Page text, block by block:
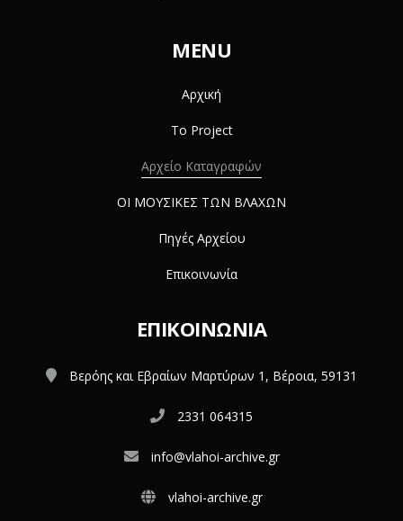
MENU
Αρχική
Το Project
Αρχείο Καταγραφών
ΟΙ ΜΟΥΣΙΚΕΣ ΤΩΝ ΒΛΑΧΩΝ
Πηγές Αρχείου
Επικοινωνία
ΕΠΙΚΟΙΝΩΝΊΑ
Βερόης και Εβραίων Μαρτύρων 1, Βέροια, 59131
2331 064315
info@vlahoi-archive.gr
vlahoi-archive.gr